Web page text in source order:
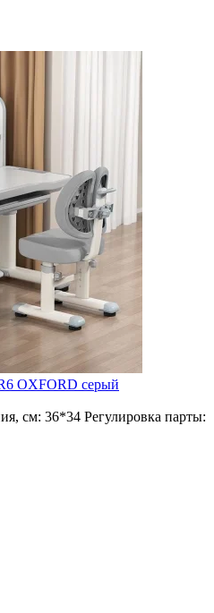
OXFORD серый
см: 36*34 Регулировка парты: